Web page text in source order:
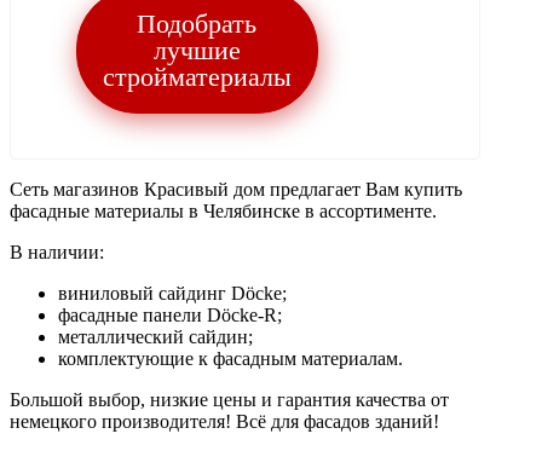
Подобрать
лучшие
стройматериалы
Сеть магазинов Красивый дом предлагает Вам купить
фасадные материалы в Челябинске в ассортименте.
В наличии:
виниловый сайдинг Döcke;
фасадные панели Döcke-R;
металлический сайдин;
комплектующие к фасадным материалам.
Большой выбор, низкие цены и гарантия качества от
немецкого производителя! Всё для фасадов зданий!